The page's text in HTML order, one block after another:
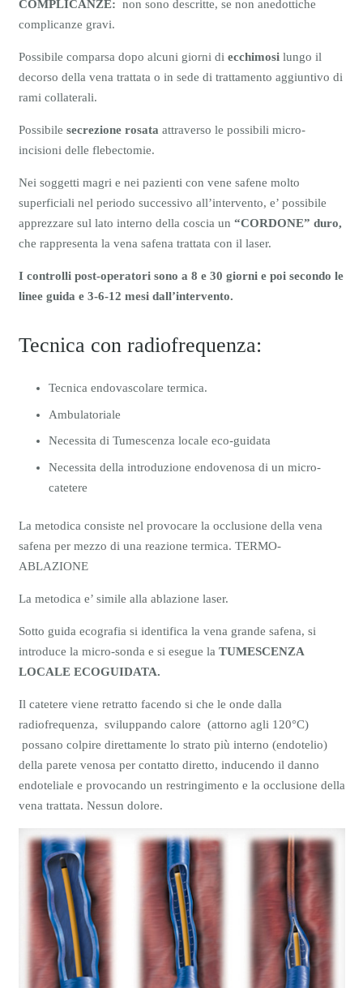
COMPLICANZE: non sono descritte, se non anedottiche
complicanze gravi.
Possibile comparsa dopo alcuni giorni di ecchimosilungo il
decorso della vena trattata o in sede di trattamento aggiuntivo di
rami collaterali.
Possibile secrezione rosata attraverso le possibili micro-
incisioni delle flebectomie.
Nei soggetti magri e nei pazienti con vene safene molto
superficiali nel periodo successivo all’intervento, e’ possibile
apprezzare sul lato interno della coscia un “CORDONE” duro,
che rappresenta la vena safena trattata con il laser.
I controlli post-operatori sono a 8 e 30 giorni e poi secondo le
linee guida e 3-6-12 mesi dall’intervento.
Tecnica con radiofrequenza:
Tecnica endovascolare termica.
Ambulatoriale
Necessita di Tumescenza locale eco-guidata
Necessita della introduzione endovenosa di un micro-
catetere
La metodica consiste nel provocare la occlusione della vena
safena per mezzo di una reazione termica. TERMO-
ABLAZIONE
La metodica e’ simile alla ablazione laser.
Sotto guida ecografia si identifica la vena grande safena, si
introduce la micro-sonda e si esegue laTUMESCENZA
LOCALE ECOGUIDATA.
Il catetere viene retratto facendo si che le onde dalla
radiofrequenza, sviluppando calore (attorno agli 120°C)
possano colpire direttamente lo strato più interno (endotelio)
della parete venosa per contatto diretto, inducendo il danno
endoteliale e provocando un restringimento e la occlusione della
vena trattata. Nessun dolore.